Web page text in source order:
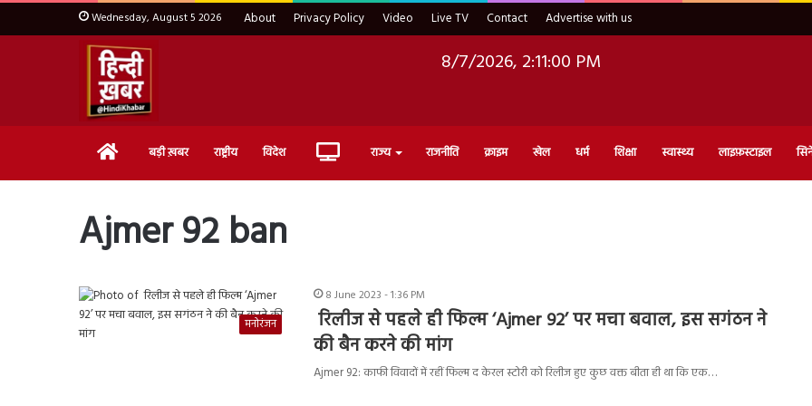
Wednesday, August 5 2026 About Privacy Policy Video Live TV Contact Advertise with us
8/7/2026, 2:11:01 PM
Home बड़ी ख़बर राष्ट्रीय विदेश Live राज्य राजनीति क्राइम खेल धर्म शिक्षा स्वास्थ्य लाइफ़स्टाइल
Ajmer 92 ban
मनोरंजन
8 June 2023 - 1:36 PM
रिलीज से पहले ही फिल्म ‘Ajmer 92’ पर मचा बवाल, इस सगंठन ने
की बैन करने की मांग
Ajmer 92: काफी विवादों में रहीं फिल्म द केरल स्टोरी को रिलीज हुए कुछ वक्त बीता ही था कि एक…